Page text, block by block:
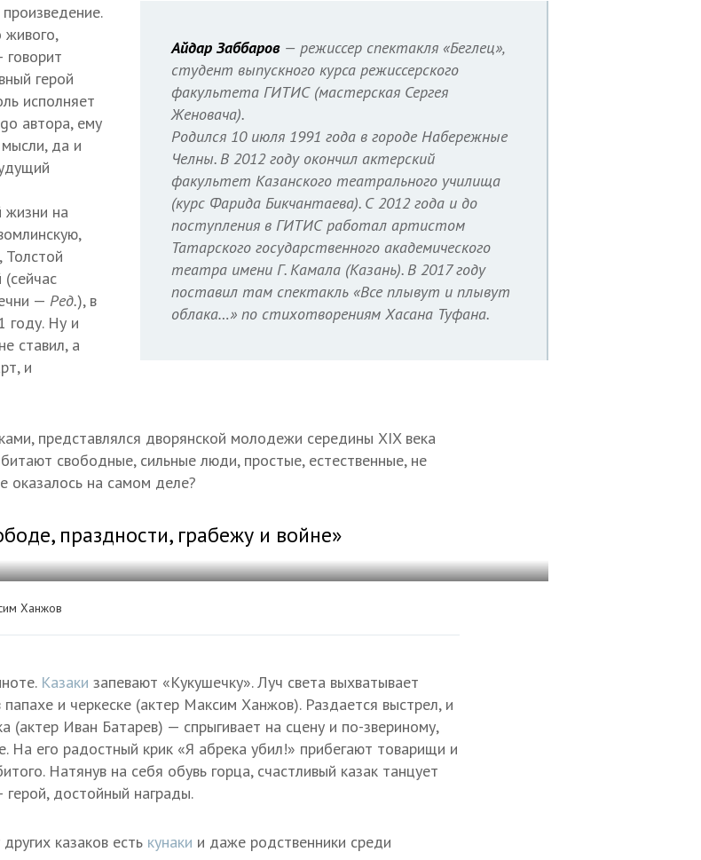
Айдар Заббаров— режиссер спектакля «Беглец»,
студент выпускного курса режиссерского
факультета ГИТИС (мастерская Сергея
Женовача).
Родился 10 июля 1991 года в городе Набережные
Челны. В 2012 году окончил актерский
факультет Казанского театрального училища
(курс Фарида Бикчантаева). С 2012 года и до
поступления в ГИТИС работал артистом
Татарского государственного академического
театра имени Г. Камала (Казань). В 2017 году
поставил там спектакль «Все плывут и плывут
облака…» по стихотворениям Хасана Туфана.
говорит
герой
исполняет
автора, ему
да и
жизни на
Толстой
— Ред.), в
году. Ну и
ставил, а
и
представлялся дворянской молодежи середины XIX века
свободные, сильные люди, простые, естественные, не
оказалось на самом деле?
праздности, грабежу и войне»
Ханжов
Казаки запевают «Кукушечку». Луч света выхватывает
и черкеске (актер Максим Ханжов). Раздается выстрел, и
(актер Иван Батарев) — спрыгивает на сцену и по-звериному,
На его радостный крик «Я абрека убил!» прибегают товарищи и
Натянув на себя обувь горца, счастливый казак танцует
достойный награды.
казаков есть кунаки и даже родственники среди